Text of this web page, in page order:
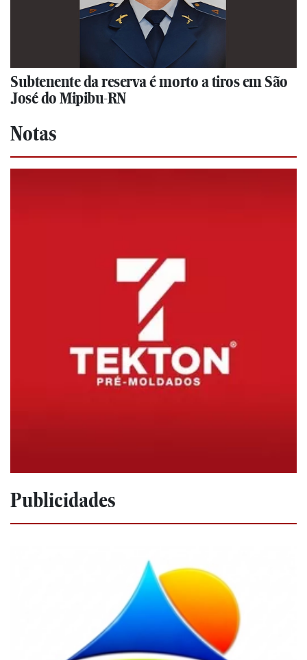
Subtenente da reserva é morto a tiros em São
José do Mipibu-RN
Notas
Publicidades